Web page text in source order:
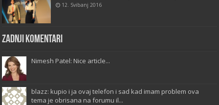
12. Svibanj 2016
Zadnji komentari
Nimesh Patel: Nice article...
blazz: kupio i ja ovaj telefon i sad kad imam problem ova
tema je obrisana na forumu il...